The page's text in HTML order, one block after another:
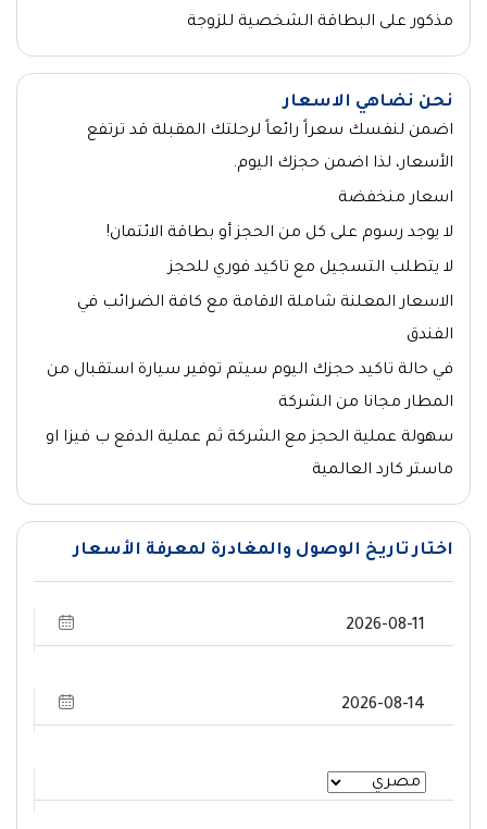
مذكور على البطاقة الشخصية للزوجة
نحن نضاهي الاسعار
اضمن لنفسك سعراً رائعاً لرحلتك المقبلة قد ترتفع
الأسعار، لذا اضمن حجزك اليوم.
اسعار منخفضة
لا يوجد رسوم على كل من الحجز أو بطاقة الائتمان!
لا يتطلب التسجيل مع تاكيد فوري للحجز
الاسعار المعلنة شاملة الاقامة مع كافة الضرائب في
الفندق
في حالة تاكيد حجزك اليوم سيتم توفير سيارة استقبال من
المطار مجانا من الشركة
سهولة عملية الحجز مع الشركة ثم عملية الدفع ب فيزا او
ماستر كارد العالمية
اختار تاريخ الوصول والمغادرة لمعرفة الأسعار